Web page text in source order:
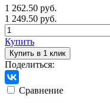
1 262.50 руб.
1 249.50 руб.
Купить
Купить в 1 клик
Поделиться:
Сравнение